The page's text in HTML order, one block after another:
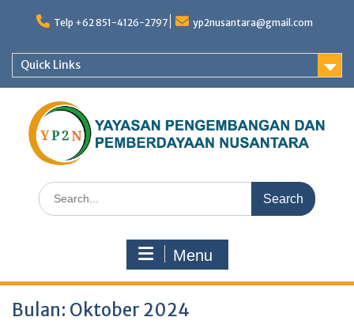
Telp +62 851-4126-2797 yp2nusantara@gmail.com
Quick Links
Search
for:
Menu
Bulan: Oktober 2024